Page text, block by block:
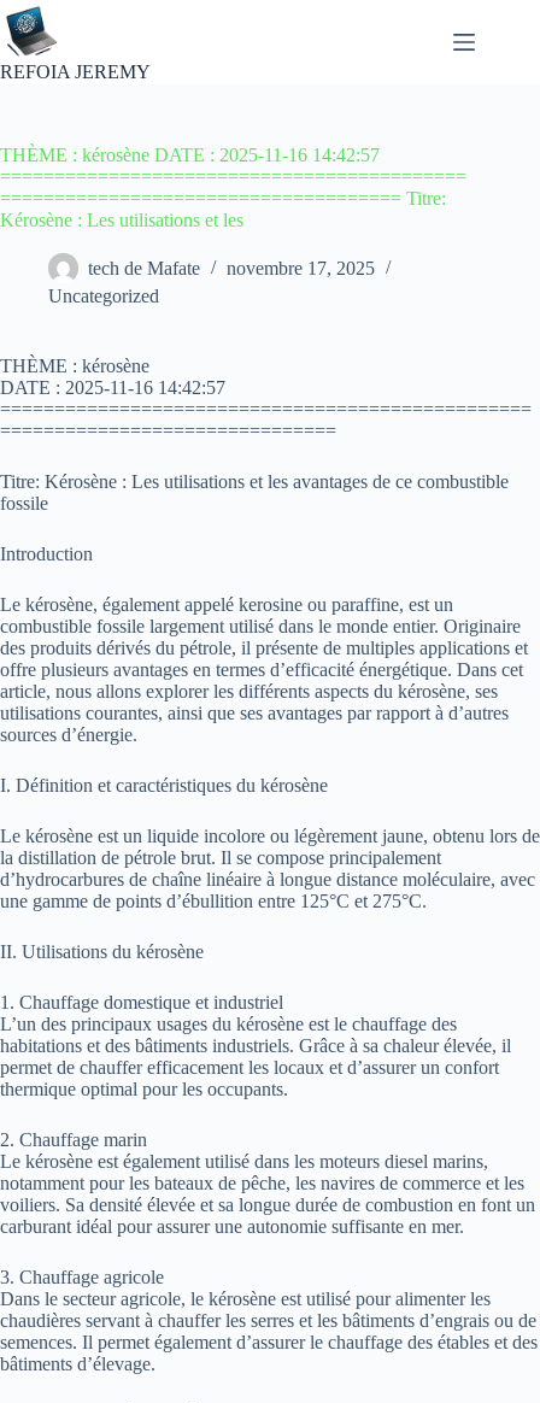
Passer
au
contenu
REFOIA JEREMY
THÈME : kérosène DATE : 2025-11-16 14:42:57
===========================================
===================================== Titre:
Kérosène : Les utilisations et les
tech de Mafate
novembre 17, 2025
Uncategorized
THÈME : kérosène
DATE : 2025-11-16 14:42:57
=================================================
===============================
Titre: Kérosène : Les utilisations et les avantages de ce combustible
fossile
Introduction
Le kérosène, également appelé kerosine ou paraffine, est un
combustible fossile largement utilisé dans le monde entier. Originaire
des produits dérivés du pétrole, il présente de multiples applications et
offre plusieurs avantages en termes d’efficacité énergétique. Dans cet
article, nous allons explorer les différents aspects du kérosène, ses
utilisations courantes, ainsi que ses avantages par rapport à d’autres
sources d’énergie.
I. Définition et caractéristiques du kérosène
Le kérosène est un liquide incolore ou légèrement jaune, obtenu lors de
la distillation de pétrole brut. Il se compose principalement
d’hydrocarbures de chaîne linéaire à longue distance moléculaire, avec
une gamme de points d’ébullition entre 125°C et 275°C.
II. Utilisations du kérosène
1. Chauffage domestique et industriel
L’un des principaux usages du kérosène est le chauffage des
habitations et des bâtiments industriels. Grâce à sa chaleur élevée, il
permet de chauffer efficacement les locaux et d’assurer un confort
thermique optimal pour les occupants.
2. Chauffage marin
Le kérosène est également utilisé dans les moteurs diesel marins,
notamment pour les bateaux de pêche, les navires de commerce et les
voiliers. Sa densité élevée et sa longue durée de combustion en font un
carburant idéal pour assurer une autonomie suffisante en mer.
3. Chauffage agricole
Dans le secteur agricole, le kérosène est utilisé pour alimenter les
chaudières servant à chauffer les serres et les bâtiments d’engrais ou de
semences. Il permet également d’assurer le chauffage des étables et des
bâtiments d’élevage.